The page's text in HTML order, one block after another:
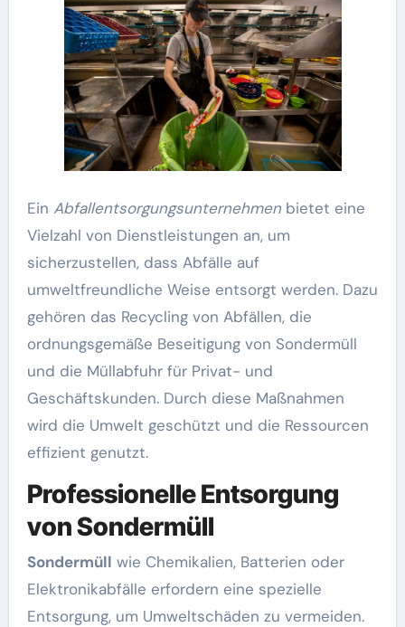
Ein Abfallentsorgungsunternehmenbietet eine
Vielzahl von Dienstleistungen an, um
sicherzustellen, dass Abfälle auf
umweltfreundliche Weise entsorgt werden. Dazu
gehören das Recycling von Abfällen, die
ordnungsgemäße Beseitigung von Sondermüll
und die Müllabfuhr für Privat- und
Geschäftskunden. Durch diese Maßnahmen
wird die Umwelt geschützt und die Ressourcen
effizient genutzt.
Professionelle Entsorgung
von Sondermüll
Sondermüll wie Chemikalien, Batterien oder
Elektronikabfälle erfordern eine spezielle
Entsorgung, um Umweltschäden zu vermeiden.